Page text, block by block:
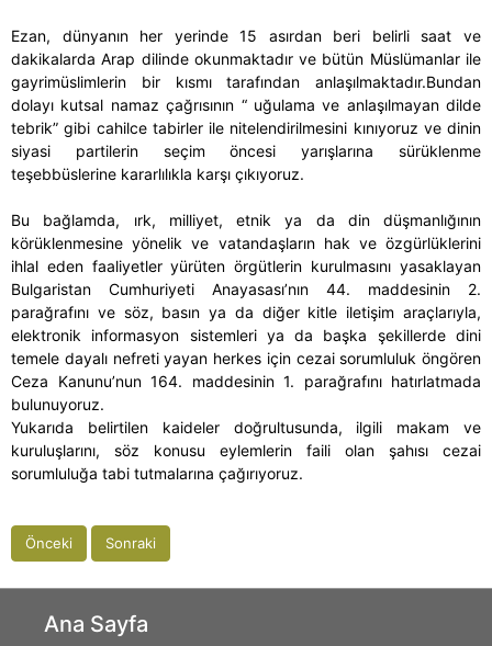
Ezan, dünyanın her yerinde 15 asırdan beri belirli saat ve
dakikalarda Arap dilinde okunmaktadır ve bütün Müslümanlar ile
gayrimüslimlerin bir kısmı tarafından anlaşılmaktadır.Bundan
dolayı kutsal namaz çağrısının “ uğulama ve anlaşılmayan dilde
tebrik” gibi cahilce tabirler ile nitelendirilmesini kınıyoruz ve dinin
siyasi partilerin seçim öncesi yarışlarına sürüklenme
teşebbüslerine kararlılıkla karşı çıkıyoruz.
Bu bağlamda, ırk, milliyet, etnik ya da din düşmanlığının
körüklenmesine yönelik ve vatandaşların hak ve özgürlüklerini
ihlal eden faaliyetler yürüten örgütlerin kurulmasını yasaklayan
Bulgaristan Cumhuriyeti Anayasası’nın 44. maddesinin 2.
parağrafını ve söz, basın ya da diğer kitle iletişim araçlarıyla,
elektronik informasyon sistemleri ya da başka şekillerde dini
temele dayalı nefreti yayan herkes için cezai sorumluluk öngören
Ceza Kanunu’nun 164. maddesinin 1. parağrafını hatırlatmada
bulunuyoruz.
Yukarıda belirtilen kaideler doğrultusunda, ilgili makam ve
kuruluşlarını, söz konusu eylemlerin faili olan şahısı cezai
sorumluluğa tabi tutmalarına çağırıyoruz.
Önceki Sonraki
Ana Sayfa